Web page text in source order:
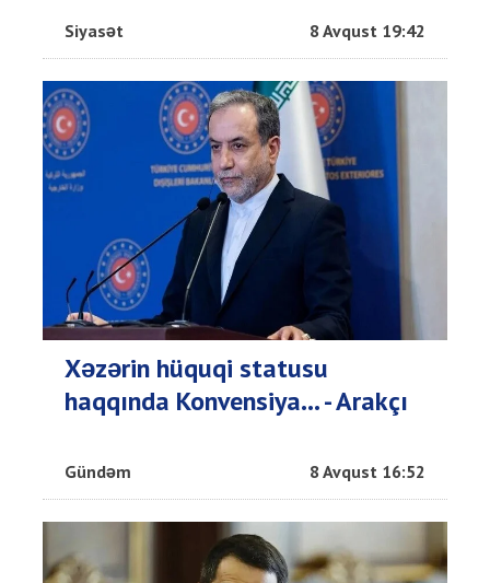
Siyasət 8 Avqust 19:42
Xəzərin hüquqi statusu
haqqında Konvensiya... - Arakçı
Gündəm 8 Avqust 16:52